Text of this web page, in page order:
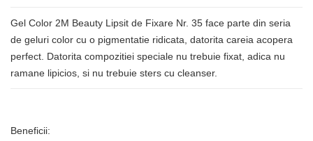
Gel Color 2M Beauty Lipsit de Fixare Nr. 35 face parte din seria
de geluri color cu o pigmentatie ridicata, datorita careia acopera
perfect. Datorita compozitiei speciale nu trebuie fixat, adica nu
ramane lipicios, si nu trebuie sters cu cleanser.
Beneficii: